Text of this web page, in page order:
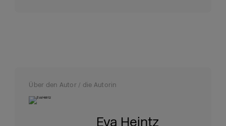
Über den Autor / die Autorin
Eva Heintz